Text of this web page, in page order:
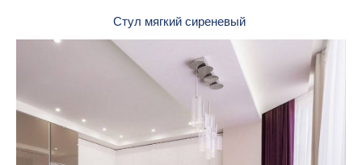
Стул мягкий сиреневый